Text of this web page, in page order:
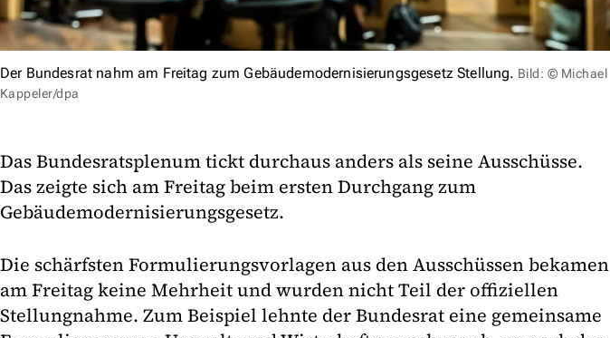
Der Bundesrat nahm am Freitag zum Gebäudemodernisierungsgesetz Stellung. Bild: © Michael
Kappeler/dpa
Das Bundesratsplenum tickt durchaus anders als seine Ausschüsse.
Das zeigte sich am Freitag beim ersten Durchgang zum
Gebäudemodernisierungsgesetz.
Die schärfsten Formulierungsvorlagen aus den Ausschüssen bekamen
am Freitag keine Mehrheit und wurden nicht Teil der offiziellen
Stellungnahme. Zum Beispiel lehnte der Bundesrat eine gemeinsame